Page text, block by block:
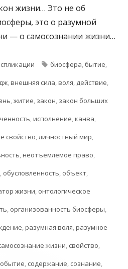
жизни… Это не об
это о разумной
— о самосознании жизни…
Метки
биосфера, бытие,
,внешняя сила,воля, действие,
,житие, закон, закон больших
,исполнение,канва,
свойство,личностный мир,
,неотъемлемое право,
, обусловленность, объект,
жизни, онтологическое
, организованность биосферы,
,разумная воля,разумное
жизни, свойство,
, содержание, сознание,